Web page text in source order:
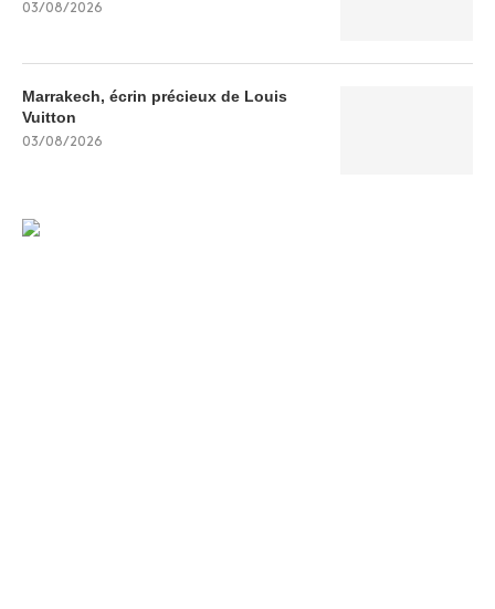
03/08/2026
Marrakech, écrin précieux de Louis
Vuitton
03/08/2026